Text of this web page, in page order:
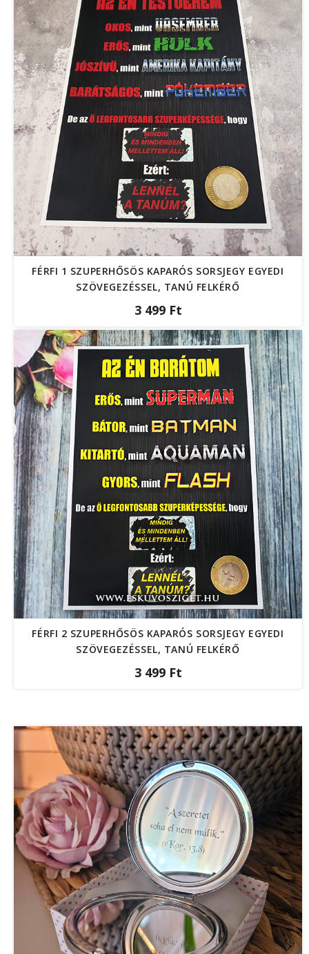
FÉRFI 1 SZUPERHŐSÖS KAPARÓS SORSJEGY EGYEDI
SZÖVEGEZÉSSEL, TANÚ FELKÉRŐ
3 499 Ft
FÉRFI 2 SZUPERHŐSÖS KAPARÓS SORSJEGY EGYEDI
SZÖVEGEZÉSSEL, TANÚ FELKÉRŐ
3 499 Ft